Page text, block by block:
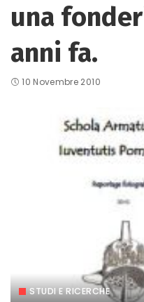
una
anni fa.
10 Novembre 2010
STUDI E RICERCHE